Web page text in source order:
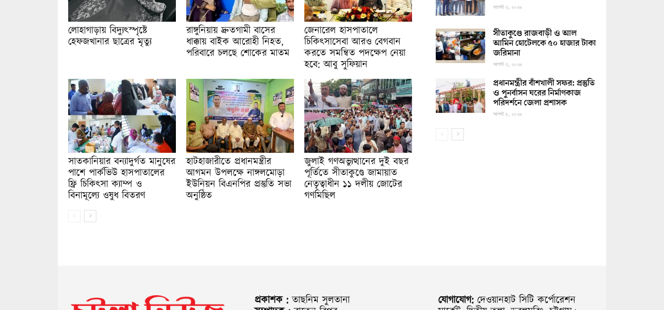
লোহাগাড়ায় বিদ্যুৎস্পৃষ্টে
হেফজখানার ছাত্রের মৃত্যু
রাঙ্গুনিয়ায় দ্রুতগামী বাসের
ধাক্কায় বাইক আরোহী নিহত,
পরিবারে চলছে শোকের মাতম
জেনারেল হাসপাতালে
চিকিৎসাসেবা আরও বেগবান
করতে সমন্বিত পদক্ষেপ নেয়া
হবে: আবু সুফিয়ান
সাতকানিয়ার বন্যাদুর্গত মানুষের
পাশে পার্কভিউ হাসপাতালের
ফ্রি চিকিৎসা ক্যাম্প ও
বিনামূল্যে ওষুধ বিতরণ
হাটহাজারীতে প্রধানমন্ত্রীর
আগমন উপলক্ষে নাঙ্গলমোড়া
ইউনিয়ন বিএনপির প্রস্তুতি সভা
অনুষ্ঠিত
জুলাই গণঅভ্যুত্থানের দুই বছর
পূর্তিতে সীতাকুণ্ডে জামায়াত
নেতৃত্বাধীন ১১ দলীয় জোটের
গণমিছিল
আগস্ট ৩, ২০২৬
সীতাকুণ্ডে রাজবাড়ী ও আল
আমিন হোটেলকে ৫০ হাজার টাকা
জরিমানা
আগস্ট ৩, ২০২৬
প্রধানমন্ত্রীর বাঁশখালী সফর: প্রস্তুতি
ও পুনর্বাসন ঘরের নির্মাণকাজ
পরিদর্শনে জেলা প্রশাসক
আগস্ট ৫, ২০২৬
প্রকাশক : তাছনিম সুলতানা
যোগাযোগ: দেওয়ানহাট সিটি কর্পোরেশন